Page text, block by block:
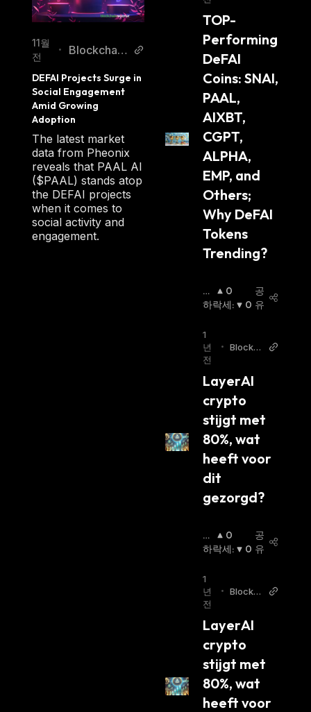
11월
전
•
Blockchain
DEFAI Projects Surge in
Social Engagement
Amid Growing
Adoption
The latest market
data from Pheonix
reveals that PAAL AI
($PAAL) stands atop
the DEFAI projects
when it comes to
social activity and
engagement.
TOP-
Performing
DeFAI
Coins: SNAI,
PAAL,
AIXBT,
CGPT,
ALPHA,
EMP, and
Others;
Why DeFAI
Tokens
Trending?
상
승
0
하락세: 0
공
유
1
년
전
• Blockc
LayerAI
crypto
stijgt met
80%, wat
heeft voor
dit
gezorgd?
상
승
0
하락세: 0
공
유
1
년
전
• Blockc
LayerAI
crypto
stijgt met
80%, wat
heeft voor